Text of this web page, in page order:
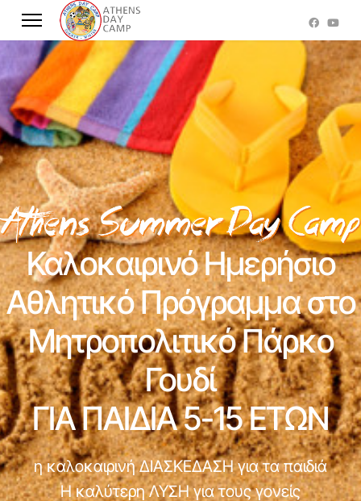
Καλοκαιρινό Ημερήσιο
Αθλητικό Πρόγραμμα στο
Μητροπολιτικό Πάρκο
Γουδί
ΓΙΑ ΠΑΙΔΙΑ 5-15 ΕΤΩΝ
η καλοκαιρινή ΔΙΑΣΚΕΔΑΣΗ για τα παιδιά
Η καλύτερη ΛΥΣΗ για τους γονείς